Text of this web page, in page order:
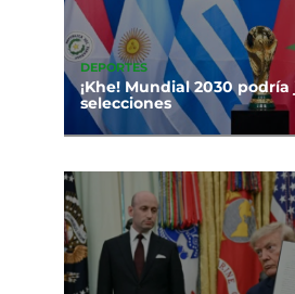
DEPORTES
¡Khe! Mundial 2030
selecciones